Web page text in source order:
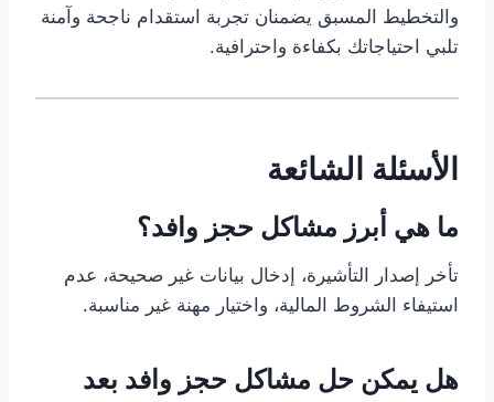
والتخطيط المسبق يضمنان تجربة استقدام ناجحة وآمنة
تلبي احتياجاتك بكفاءة واحترافية.
الأسئلة الشائعة
ما هي أبرز مشاكل حجز وافد؟
تأخر إصدار التأشيرة، إدخال بيانات غير صحيحة، عدم
استيفاء الشروط المالية، واختيار مهنة غير مناسبة.
هل يمكن حل مشاكل حجز وافد بعد